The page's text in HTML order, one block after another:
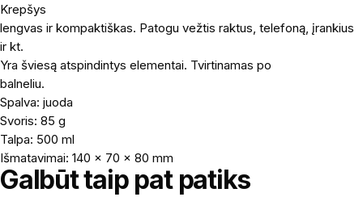
Krepšys
lengvas ir kompaktiškas. Patogu vežtis raktus, telefoną, įrankius
ir kt.
Yra šviesą atspindintys elementai. Tvirtinamas po
balneliu.
Spalva: juoda
Svoris: 85 g
Talpa: 500 ml
Išmatavimai: 140 x 70 x 80 mm
Galbūt taip pat patiks